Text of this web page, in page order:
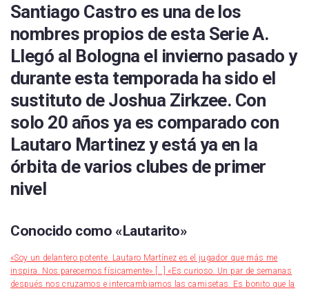
Santiago Castro es una de los
nombres propios de esta Serie A.
Llegó al Bologna el invierno pasado y
durante esta temporada ha sido el
sustituto de Joshua Zirkzee. Con
solo 20 años ya es comparado con
Lautaro Martinez y está ya en la
órbita de varios clubes de primer
nivel
Conocido como «Lautarito»
«Soy un delantero potente. Lautaro Martínez es el jugador que más me
inspira. Nos parecemos físicamente» […] «Es curioso. Un par de semanas
después nos cruzamos e intercambiamos las camisetas. Es bonito que la